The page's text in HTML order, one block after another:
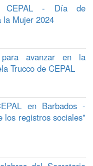
CEPAL - Día de
la Mujer 2024
para avanzar en la
Trucco de CEPAL
en Barbados -
los registros sociales"